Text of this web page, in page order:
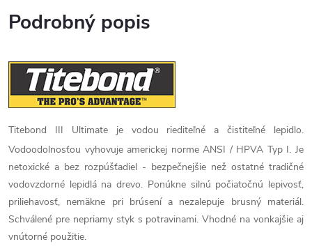
Podrobný popis
Titebond III Ultimate je vodou riediteľné a čistiteľné lepidlo.
Vodoodolnosťou vyhovuje americkej norme ANSI / HPVA Typ I. Je
netoxické a bez rozpúšťadiel - bezpečnejšie než ostatné tradičné
vodovzdorné lepidlá na drevo. Ponúkne silnú počiatočnú lepivosť,
priliehavosť, nemäkne pri brúsení a nezalepuje brusný materiál.
Schválené pre nepriamy styk s potravinami. Vhodné na vonkajšie aj
vnútorné použitie.